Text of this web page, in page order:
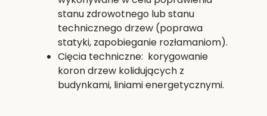
stanu zdrowotnego lub stanu
technicznego drzew (poprawa
statyki, zapobieganie rozłamaniom).
Cięcia techniczne: korygowanie
koron drzew kolidujących z
budynkami, liniami energetycznymi.